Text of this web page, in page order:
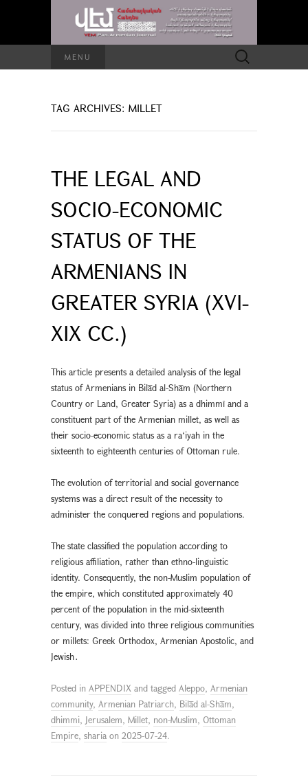
MENU
Search
for:
TAG ARCHIVES: MILLET
THE LEGAL AND
SOCIO-ECONOMIC
STATUS OF THE
ARMENIANS IN
GREATER SYRIA (XVI-
XIX CC.)
This article presents a detailed analysis of the legal
status of Armenians in Bilād al-Shām (Northern
Country or Land, Greater Syria) as a dhimmī and a
constituent part of the Armenian millet, as well as
their socio-economic status as a ra‘iyah in the
sixteenth to eighteenth centuries of Ottoman rule.
The evolution of territorial and social governance
systems was a direct result of the necessity to
administer the conquered regions and populations.
The state classified the population according to
religious affiliation, rather than ethno-linguistic
identity. Consequently, the non-Muslim population of
the empire, which constituted approximately 40
percent of the population in the mid-sixteenth
century, was divided into three religious communities
or millets: Greek Orthodox, Armenian Apostolic, and
Jewish․
Posted in APPENDIX and tagged Aleppo, Armenian
community, Armenian Patriarch, Bilād al-Shām,
dhimmi, Jerusalem, Millet, non-Muslim, Ottoman
Empire, sharia on 2025-07-24.